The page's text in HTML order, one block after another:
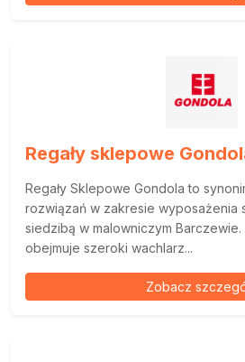
Regały sklepowe
Regały Sklepowe Gondola to
rozwiązań w zakresie wyposażenia
siedzibą w malowniczym
obejmuje szeroki wachlarz...
Zobacz